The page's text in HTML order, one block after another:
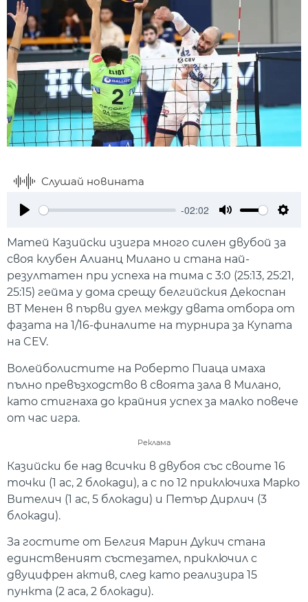
Слушай новината
-02:02
Матей Казийски изигра много силен двубой за
своя клубен Алианц Милано и стана най-
резултатен при успеха на тима с 3:0 (25:13, 25:21,
25:15) гейма у дома срещу белгийския Декоспан
ВТ Менен в първи дуел между двата отбора от
фазата на 1/16-финалите на турнира за Купата
на CEV.
Волейболистите на Роберто Пиаца имаха
пълно превъзходство в своята зала в Милано,
като стигнаха до крайния успех за малко повече
от час игра.
Реклама
Казийски бе над всички в двубоя със своите 16
точки (1 ас, 2 блокади), а с по 12 приключиха Марко
Вителич (1 ас, 5 блокади) и Петър Дирлич (3
блокади).
За гостите от Белгия Марин Дукич стана
единственият състезател, приключил с
двуцифрен актив, след като реализира 15
пункта (2 аса, 2 блокади).